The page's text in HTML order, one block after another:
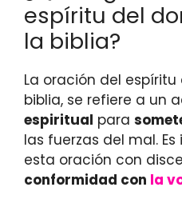
espíritu del
la biblia?
La oración del
biblia, se refiere a un
espiritual para
las fuerzas del mal.
esta oración con
conformidad con la